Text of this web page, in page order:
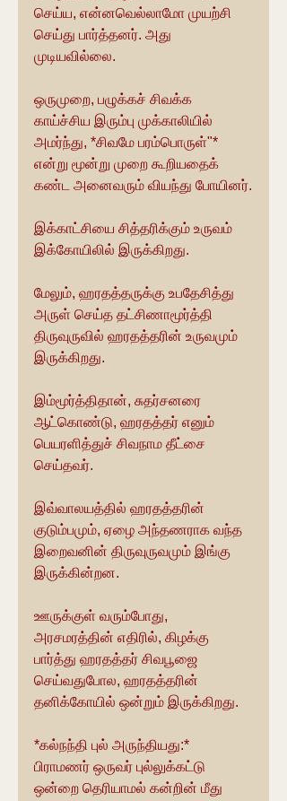
செய்ய, என்னவெல்லாமோ முயற்சி
செய்து பார்த்தனர். அது
முடியவில்லை.
ஒருமுறை, பழுக்கச் சிவக்க
காய்ச்சிய இரும்பு முக்காலியில்
அமர்ந்து, *சிவமே பரம்பொருள்"*
என்று மூன்று முறை கூறியதைக்
கண்ட அனைவரும் வியந்து போயினர்.
இக்காட்சியை சித்தரிக்கும் உருவம்
இக்கோயிலில் இருக்கிறது.
மேலும், ஹரதத்தருக்கு உபதேசித்து
அருள் செய்த தட்சிணாமூர்த்தி
திருவுருவில் ஹரதத்தரின் உருவமும்
இருக்கிறது.
இம்மூர்த்திதான், சுதர்சனரை
ஆட்கொண்டு, ஹரதத்தர் எனும்
பெயரளித்துச் சிவநாம தீட்சை
செய்தவர்.
இவ்வாலயத்தில் ஹரதத்தரின்
குடும்பமும், ஏழை அந்தணராக வந்த
இறைவனின் திருவுருவமும் இங்கு
இருக்கின்றன.
ஊருக்குள் வரும்போது,
அரசமரத்தின் எதிரில், கிழக்கு
பார்த்து ஹரதத்தர் சிவபூஜை
செய்வதுபோல, ஹரதத்தரின்
தனிக்கோயில் ஒன்றும் இருக்கிறது.
*கல்நந்தி புல் அருந்தியது:*
பிராமணர் ஒருவர் புல்லுக்கட்டு
ஒன்றை தெரியாமல் கன்றின் மீது